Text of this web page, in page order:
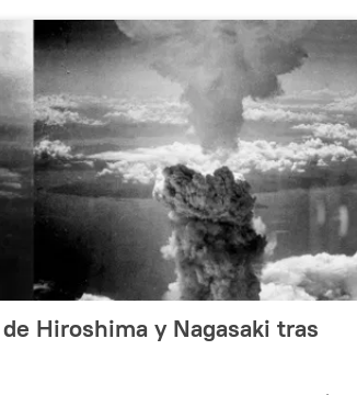
Hiroshima y Nagasaki tras